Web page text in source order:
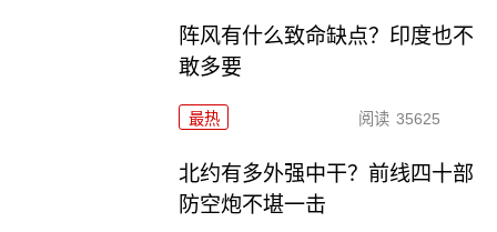
阵风有什么致命缺点？印度也不
敢多要
最热 阅读 35625
北约有多外强中干？前线四十部
防空炮不堪一击